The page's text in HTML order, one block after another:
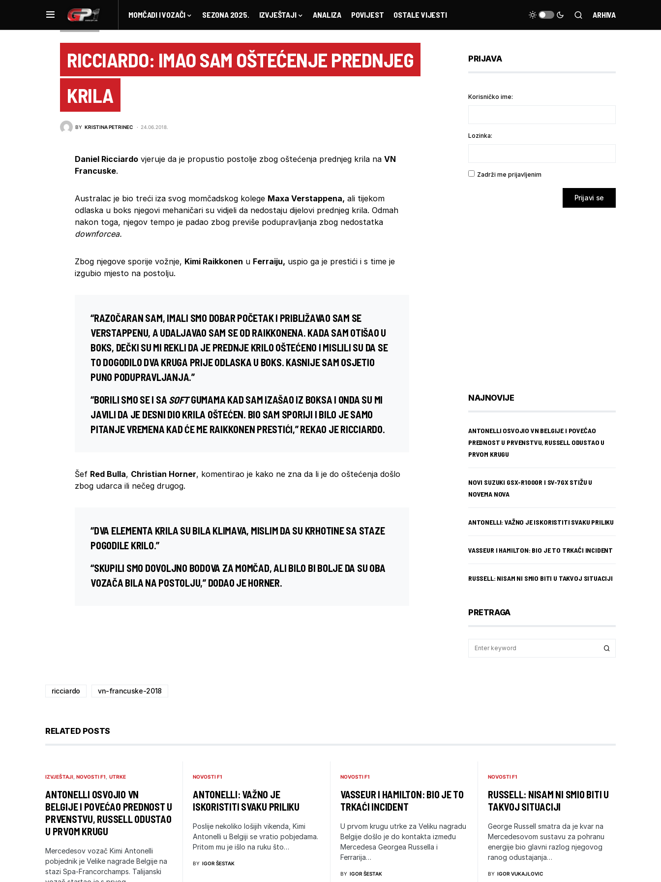
MOMČADI I VOZAČI SEZONA 2025. IZVJEŠTAJI ANALIZA POVIJEST OSTALE VIJESTI ARHIVA
RICCIARDO: IMAO SAM OŠTEĆENJE PREDNJEG
KRILA
BY KRISTINA PETRINEC 24.06.2018.
Daniel Ricciardo vjeruje da je propustio postolje zbog oštećenja prednjeg krila na VN
Francuske.
Australac je bio treći iza svog momčadskog kolege Maxa Verstappena, ali tijekom
odlaska u boks njegovi mehaničari su vidjeli da nedostaju dijelovi prednjeg krila. Odmah
nakon toga, njegov tempo je padao zbog previše podupravljanja zbog nedostatka
downforcea.
Zbog njegove sporije vožnje, Kimi Raikkonen u Ferraiju, uspio ga je prestići i s time je
izgubio mjesto na postolju.
“RAZOČARAN SAM, IMALI SMO DOBAR POČETAK I PRIBLIŽAVAO SAM SE
VERSTAPPENU, A UDALJAVAO SAM SE OD RAIKKONENA. KADA SAM OTIŠAO U
BOKS, DEČKI SU MI REKLI DA JE PREDNJE KRILO OŠTEĆENO I MISLILI SU DA SE
TO DOGODILO DVA KRUGA PRIJE ODLASKA U BOKS. KASNIJE SAM OSJETIO
PUNO PODUPRAVLJANJA.”
“BORILI SMO SE I SA SOFTGUMAMA KAD SAM IZAŠAO IZ BOKSA I ONDA SU MI
JAVILI DA JE DESNI DIO KRILA OŠTEĆEN. BIO SAM SPORIJI I BILO JE SAMO
PITANJE VREMENA KAD ĆE ME RAIKKONEN PRESTIĆI,” REKAO JE RICCIARDO.
Šef Red Bulla, Christian Horner, komentirao je kako ne zna da li je do oštećenja došlo
zbog udarca ili nečeg drugog.
“DVA ELEMENTA KRILA SU BILA KLIMAVA, MISLIM DA SU KRHOTINE SA STAZE
POGODILE KRILO.”
“SKUPILI SMO DOVOLJNO BODOVA ZA MOMČAD, ALI BILO BI BOLJE DA SU OBA
VOZAČA BILA NA POSTOLJU,” DODAO JE HORNER.
ricciardo vn-francuske-2018
PRIJAVA
Korisničko ime:
Lozinka:
Zadrži me prijavljenim
Prijavi se
NAJNOVIJE
ANTONELLI OSVOJIO VN BELGIJE I POVEĆAO
PREDNOST U PRVENSTVU, RUSSELL ODUSTAO U
PRVOM KRUGU
NOVI SUZUKI GSX-R1000R I SV-7GX STIŽU U
NOVEMA NOVA
ANTONELLI: VAŽNO JE ISKORISTITI SVAKU PRILIKU
VASSEUR I HAMILTON: BIO JE TO TRKAĆI INCIDENT
RUSSELL: NISAM NI SMIO BITI U TAKVOJ SITUACIJI
PRETRAGA
RELATED POSTS
IZVJEŠTAJI NOVOSTI F1 UTRKE
ANTONELLI OSVOJIO VN
BELGIJE I POVEĆAO PREDNOST U
PRVENSTVU, RUSSELL ODUSTAO
U PRVOM KRUGU
Mercedesov vozač Kimi Antonelli
pobjednik je Velike nagrade Belgije na
stazi Spa-Francorchamps. Talijanski
NOVOSTI F1
ANTONELLI: VAŽNO JE
ISKORISTITI SVAKU PRILIKU
Poslije nekoliko lošijih vikenda, Kimi
Antonelli u Belgiji se vratio pobjedama.
Pritom mu je išlo na ruku što…
BY IGOR ŠESTAK
NOVOSTI F1
VASSEUR I HAMILTON: BIO JE TO
TRKAĆI INCIDENT
U prvom krugu utrke za Veliku nagradu
Belgije došlo je do kontakta između
Mercedesa Georgea Russella i
Ferrarija…
BY IGOR ŠESTAK
NOVOSTI F1
RUSSELL: NISAM NI SMIO BITI U
TAKVOJ SITUACIJI
George Russell smatra da je kvar na
Mercedesovom sustavu za pohranu
energije bio glavni razlog njegovog
ranog odustajanja…
BY IGOR VUKAJLOVIC